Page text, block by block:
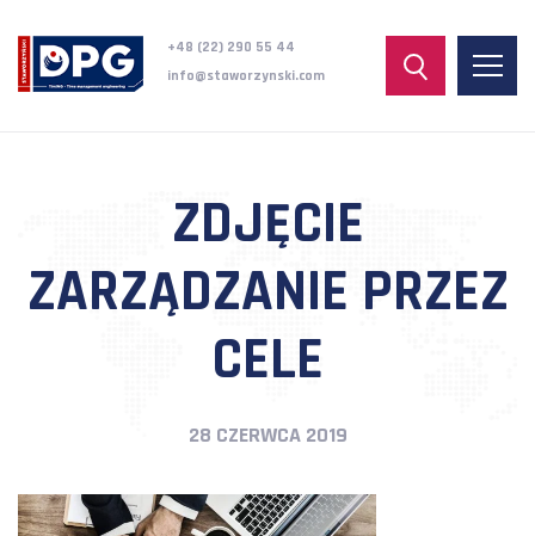
+48 (22) 290 55 44
info@staworzynski.com
ZDJĘCIE
ZARZĄDZANIE PRZEZ
CELE
28 CZERWCA 2019